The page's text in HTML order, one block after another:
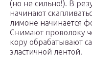
(но не сильно!). В
начинают
лимоне начинается
Снимают проволоку
кору обрабатывают
эластичной лентой.